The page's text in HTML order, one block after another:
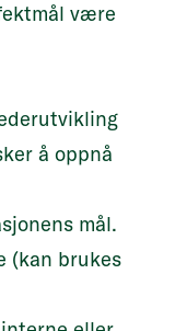
være
å oppnå
mål.
(kan brukes